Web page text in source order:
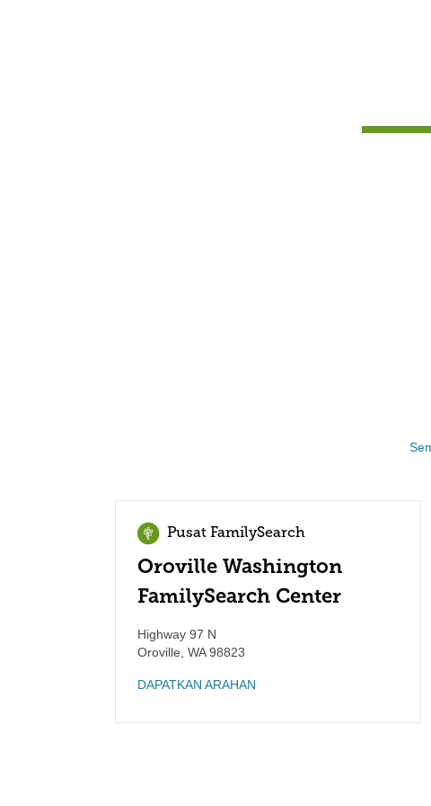
Pusat FamilySearch
Oroville Washington
FamilySearch Center
Highway 97 N
Oroville WA98823
DAPATKAN ARAHAN